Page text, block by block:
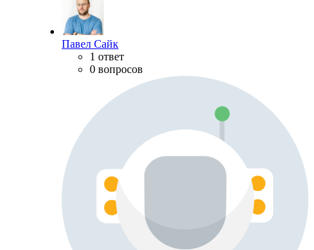
Павел Сайк
1 ответ
0 вопросов